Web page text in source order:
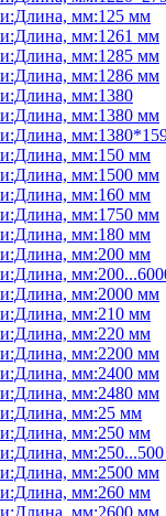
мм:125 мм
мм:1261 мм
мм:1285 мм
мм:1286 мм
мм:1380
мм:1380 мм
мм:150 мм
мм:1500 мм
мм:160 мм
мм:1750 мм
мм:180 мм
мм:200 мм
мм:2000 мм
мм:210 мм
мм:220 мм
мм:2200 мм
мм:2400 мм
мм:2480 мм
мм:25 мм
мм:250 мм
мм:2500 мм
мм:260 мм
мм:2600 мм